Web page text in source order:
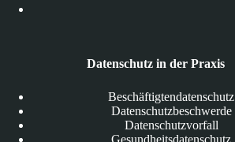
Datenschutz in der Praxis
Beschäftigtendatenschutz
Datenschutzbeschwerde
Datenschutzvorfall
Gesundheitsdatenschutz